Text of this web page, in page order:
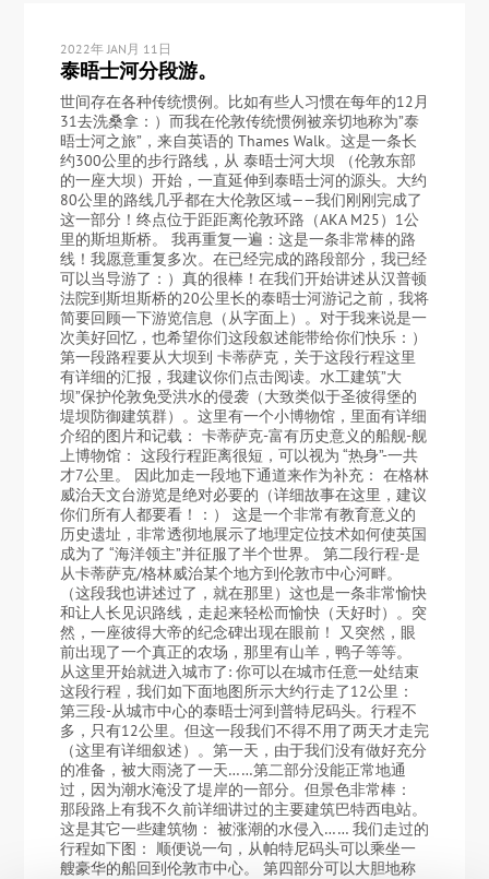
2022年 JAN月 11日
泰晤士河分段游。
世间存在各种传统惯例。比如有些人习惯在每年的12月
31去洗桑拿：）而我在伦敦传统惯例被亲切地称为”泰
晤士河之旅”，来自英语的 Thames Walk。这是一条长
约300公里的步行路线，从 泰晤士河大坝 （伦敦东部
的一座大坝）开始，一直延伸到泰晤士河的源头。大约
80公里的路线几乎都在大伦敦区域——我们刚刚完成了
这一部分！终点位于距距离伦敦环路（AKA M25）1公
里的斯坦斯桥。 我再重复一遍：这是一条非常棒的路
线！我愿意重复多次。在已经完成的路段部分，我已经
可以当导游了：）真的很棒！在我们开始讲述从汉普顿
法院到斯坦斯桥的20公里长的泰晤士河游记之前，我将
简要回顾一下游览信息（从字面上）。对于我来说是一
次美好回忆，也希望你们这段叙述能带给你们快乐：）
第一段路程要从大坝到 卡蒂萨克，关于这段行程这里
有详细的汇报，我建议你们点击阅读。水工建筑”大
坝”保护伦敦免受洪水的侵袭（大致类似于圣彼得堡的
堤坝防御建筑群）。这里有一个小博物馆，里面有详细
介绍的图片和记载： 卡蒂萨克-富有历史意义的船舰-舰
上博物馆： 这段行程距离很短，可以视为 “热身”-一共
才7公里。 因此加走一段地下通道来作为补充： 在格林
威治天文台游览是绝对必要的（详细故事在这里，建议
你们所有人都要看！：） 这是一个非常有教育意义的
历史遗址，非常透彻地展示了地理定位技术如何使英国
成为了 “海洋领主”并征服了半个世界。 第二段行程-是
从卡蒂萨克/格林威治某个地方到伦敦市中心河畔。
（这段我也讲述过了，就在那里）这也是一条非常愉快
和让人长见识路线，走起来轻松而愉快（天好时）。突
然，一座彼得大帝的纪念碑出现在眼前！ 又突然，眼
前出现了一个真正的农场，那里有山羊，鸭子等等。
从这里开始就进入城市了: 你可以在城市任意一处结束
这段行程，我们如下面地图所示大约行走了12公里：
第三段-从城市中心的泰晤士河到普特尼码头。行程不
多，只有12公里。但这一段我们不得不用了两天才走完
（这里有详细叙述）。第一天，由于我们没有做好充分
的准备，被大雨浇了一天……第二部分没能正常地通
过，因为潮水淹没了堤岸的一部分。但景色非常棒：
那段路上有我不久前详细讲过的主要建筑巴特西电站。
这是其它一些建筑物： 被涨潮的水侵入…… 我们走过的
行程如下图： 顺便说一句，从帕特尼码头可以乘坐一
艘豪华的船回到伦敦市中心。 第四部分可以大胆地称